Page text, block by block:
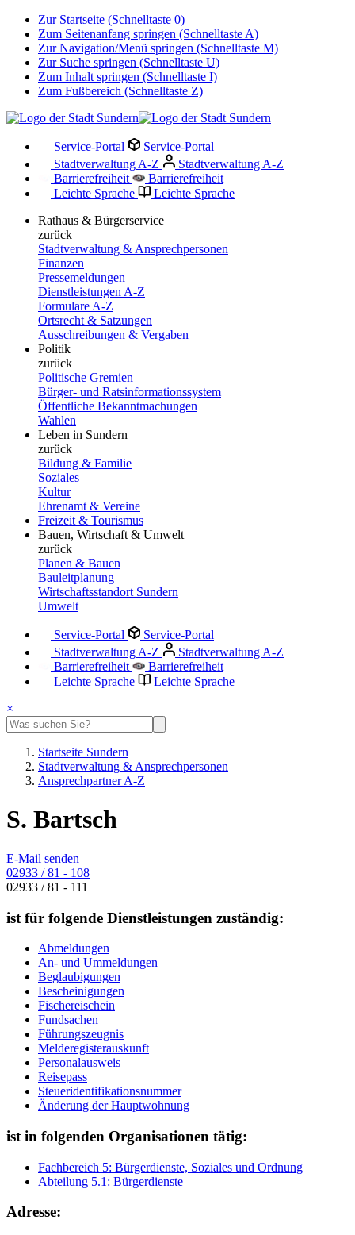
Zur Startseite (Schnelltaste 0)
Zum Seitenanfang springen (Schnelltaste A)
Zur Navigation/Menü springen (Schnelltaste M)
Zur Suche springen (Schnelltaste U)
Zum Inhalt springen (Schnelltaste I)
Zum Fußbereich (Schnelltaste Z)
Service-Portal
Service-Portal
Stadtverwaltung A-Z
Stadtverwaltung A-Z
Barrierefreiheit
Barrierefreiheit
Leichte Sprache
Leichte Sprache
Rathaus & Bürgerservice
zurück
Stadtverwaltung & Ansprechpersonen
Finanzen
Pressemeldungen
Dienstleistungen A-Z
Formulare A-Z
Ortsrecht & Satzungen
Ausschreibungen & Vergaben
Politik
zurück
Politische Gremien
Bürger- und Ratsinformationssystem
Öffentliche Bekanntmachungen
Wahlen
Leben in Sundern
zurück
Bildung & Familie
Soziales
Kultur
Ehrenamt & Vereine
Freizeit & Tourismus
Bauen, Wirtschaft & Umwelt
zurück
Planen & Bauen
Bauleitplanung
Wirtschaftsstandort Sundern
Umwelt
Service-Portal
Service-Portal
Stadtverwaltung A-Z
Stadtverwaltung A-Z
Barrierefreiheit
Barrierefreiheit
Leichte Sprache
Leichte Sprache
×
Startseite Sundern
Stadtverwaltung & Ansprechpersonen
Ansprechpartner A-Z
S. Bartsch
E-Mail senden
02933 / 81 - 108
02933 / 81 - 111
ist für folgende Dienstleistungen zuständig:
Abmeldungen
An- und Ummeldungen
Beglaubigungen
Bescheinigungen
Fischereischein
Fundsachen
Führungszeugnis
Melderegisterauskunft
Personalausweis
Reisepass
Steueridentifikationsnummer
Änderung der Hauptwohnung
ist in folgenden Organisationen tätig:
Fachbereich 5: Bürgerdienste, Soziales und Ordnung
Abteilung 5.1: Bürgerdienste
Adresse: